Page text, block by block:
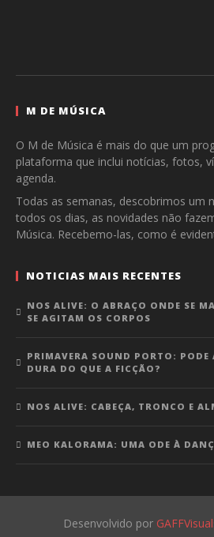
M DE MÚSICA
O M de Música é mais do que um
plataforma que inclui notícias, fotos,
agenda.
Todas as semanas, descobrimos um
todos os dias, as novidades não
Música. Recebemo-las, como é
NOTICIAS MAIS RECENTES
NOS ALIVE: O ABRAÇO ONDE SE
SE AGITAM OS CORPOS
PRIMAVERA SOUND PORTO: PODE
DURA DO QUE A FICÇÃO?
NOS ALIVE: CABEÇA, TRONCO E
MEO KALORAMA: UMA ODE À
Desenvolvido por